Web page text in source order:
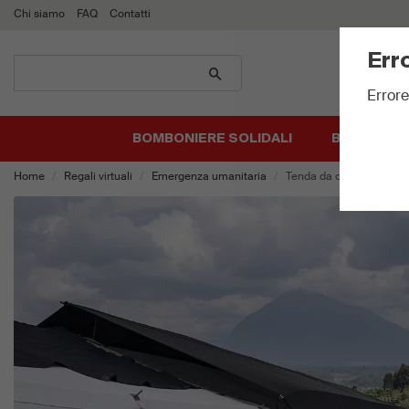
Chi siamo FAQ Contatti
BOMBONIERE SOLIDALI BIGLIETTI
Home Regali virtuali Emergenza umanitaria Tenda da campo